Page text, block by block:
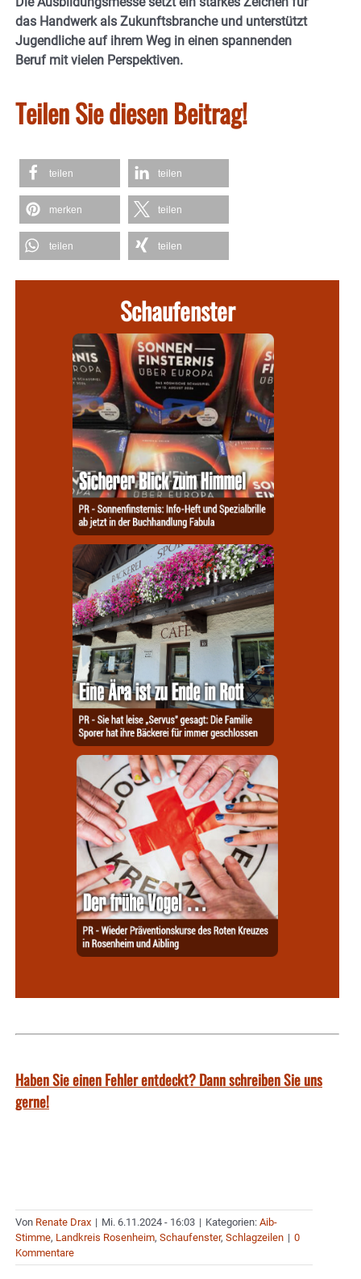
das Handwerk als Zukunftsbranche und unterstützt
Jugendliche auf ihrem Weg in einen spannenden
Beruf mit vielen Perspektiven.
Teilen Sie diesen Beitrag!
teilen teilen
merken teilen
teilen teilen
Schaufenster
Haben Sie einen Fehler entdeckt? Dann schreiben Sie uns
gerne!
Von Renate Drax | Mi. 6.11.2024 - 16:03 | Kategorien: Aib-
Stimme, Landkreis Rosenheim, Schaufenster, Schlagzeilen | 0
Kommentare